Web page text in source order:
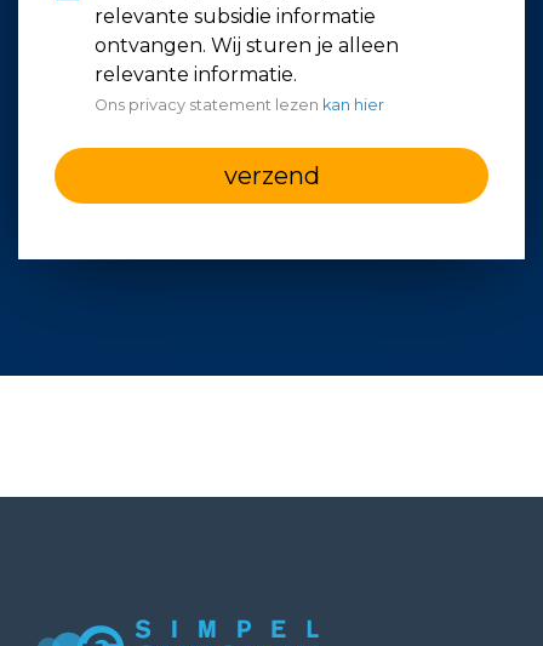
relevante subsidie informatie
ontvangen. Wij sturen je alleen
relevante informatie.
Ons privacy statement lezen kan hier
verzend